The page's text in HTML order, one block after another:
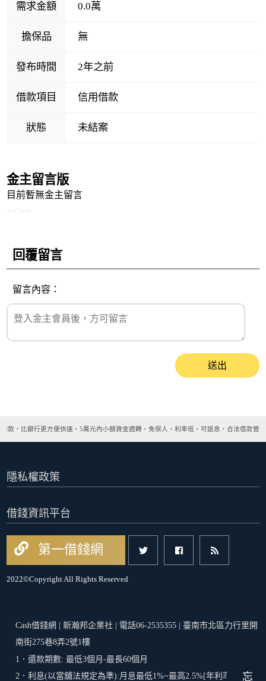
需求金額 0.0萬
擔保品 無
發布時間 2年之前
借款項目 信用借款
狀態 未結案
金主留言版
目前暫無金主留言
<< >>
回覆留言
留言內容：
送出
款，比銀行更方便快速。5萬元內小額資金週轉，免保人，利率低，可退息，合法借款
隱私權政策
借錢資訊平台
第一借錢網
2022©Copyright All Rights Reserved
Cash借錢網 | 新瀚邦企業社 | 電話06-2535355 | 臺南市北區力行里開
南街275巷8弄2號1樓
1．還款期數: 最低3個月-最長60個月
2．利息(以當舖法規定為準):月息最低1%~最高2.5%[年利率最低